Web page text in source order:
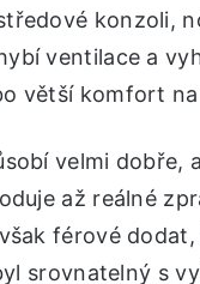
konzoli,
ventilace a
větší komfort
velmi dobře,
až reálné
férové dodat,
srovnatelný s